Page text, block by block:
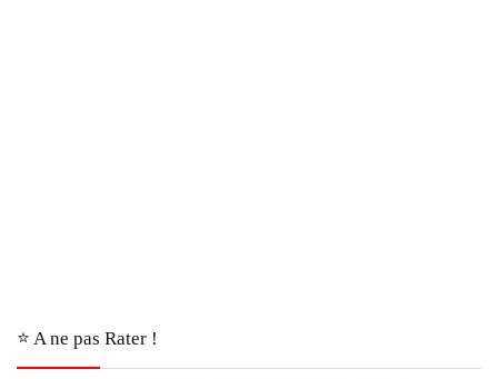
⭐️ A ne pas Rater !